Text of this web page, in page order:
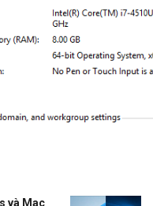
và Mac